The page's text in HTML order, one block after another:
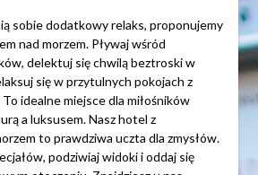
sobie dodatkowy relaks, proponujemy
nad morzem. Pływaj wśród
delektuj się chwilą beztroski w
się w przytulnych pokojach z
idealne miejsce dla miłośników
a luksusem. Nasz hotel z
to prawdziwa uczta dla zmysłów.
podziwiaj widoki i oddaj się